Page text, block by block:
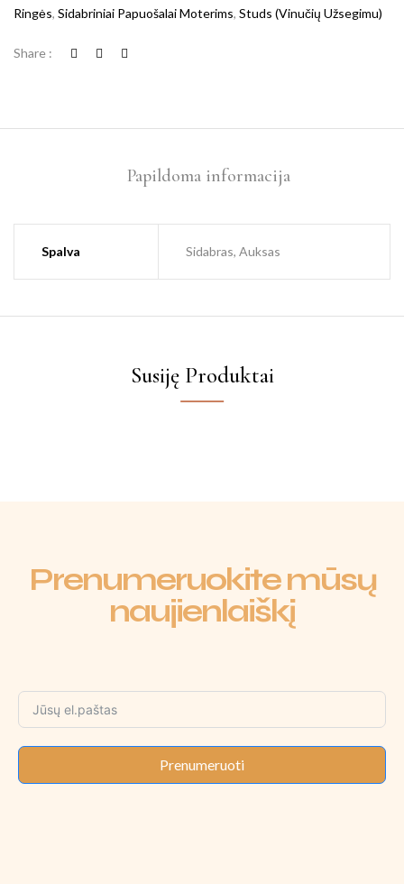
Ringės, Sidabriniai Papuošalai Moterims, Studs (vinučių Užsegimu)
Share :
Papildoma informacija
Spalva Sidabras, Auksas
Susiję Produktai
Prenumeruokite mūsų
naujienlaiškį
Prenumeruoti